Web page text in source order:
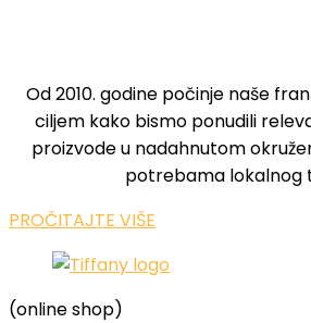
Od 2010. godine počinje naše
ciljem kako bismo ponudili
proizvode u nadahnutom
potrebama lokalnog
PROČITAJTE VIŠE
(online shop)